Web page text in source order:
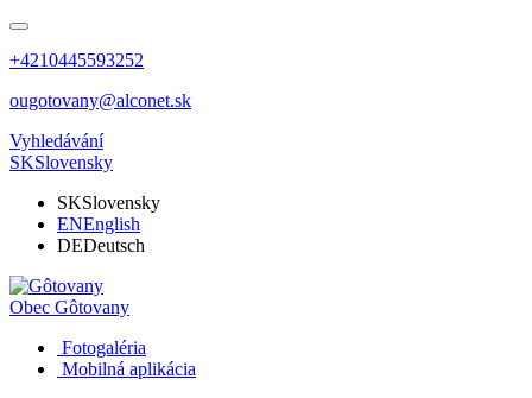
+4210445593252
ougotovany@alconet.sk
Vyhledávání
SKSlovensky
SKSlovensky
ENEnglish
DEDeutsch
Obec Gôtovany
Fotogaléria
Mobilná aplikácia